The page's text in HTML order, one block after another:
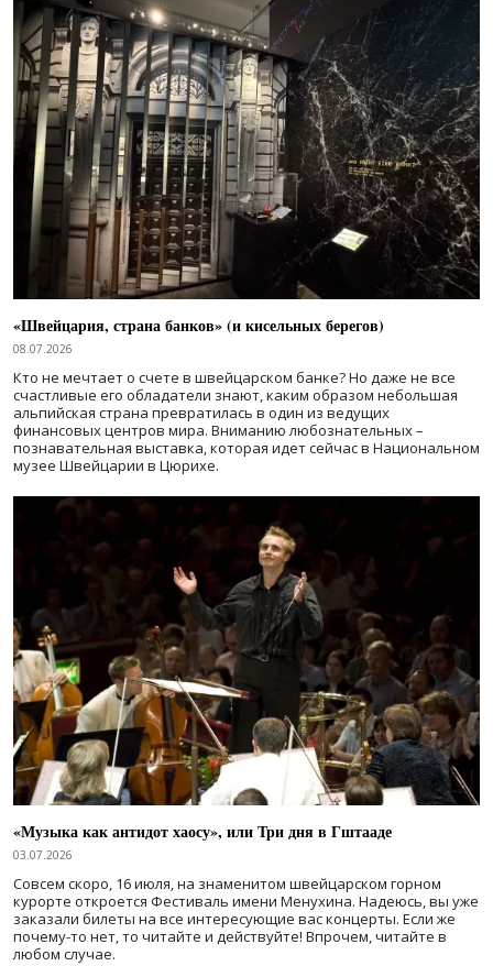
«Швейцария, страна банков» (и кисельных берегов)
08.07.2026
Кто не мечтает о счете в швейцарском банке? Но даже не все
счастливые его обладатели знают, каким образом небольшая
альпийская страна превратилась в один из ведущих
финансовых центров мира. Вниманию любознательных –
познавательная выставка, которая идет сейчас в Национальном
музее Швейцарии в Цюрихе.
«Музыка как антидот хаосу», или Три дня в Гштааде
03.07.2026
Совсем скоро, 16 июля, на знаменитом швейцарском горном
курорте откроется Фестиваль имени Менухина. Надеюсь, вы уже
заказали билеты на все интересующие вас концерты. Если же
почему-то нет, то читайте и действуйте! Впрочем, читайте в
любом случае.